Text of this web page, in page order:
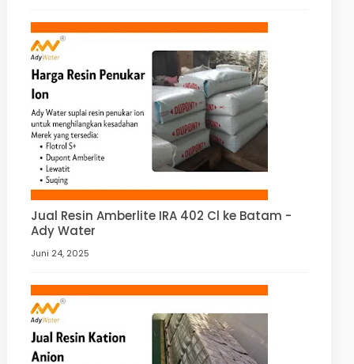
Jual Resin Amberlite IRA 402 Cl ke Batam -
Ady Water
Juni 24, 2025